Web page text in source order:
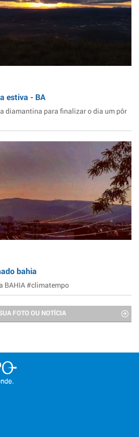
estiva - BA
diamantina para finalizar o dia um pôr
bahia
BAHIA #climatempo
FOTO OU NOTÍCIA